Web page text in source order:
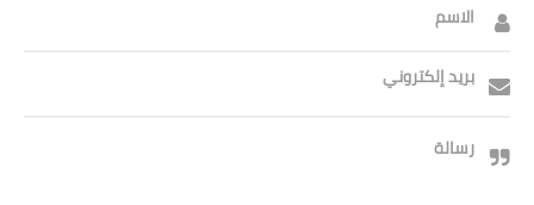
الاسم
بريد إلكتروني
رسالة